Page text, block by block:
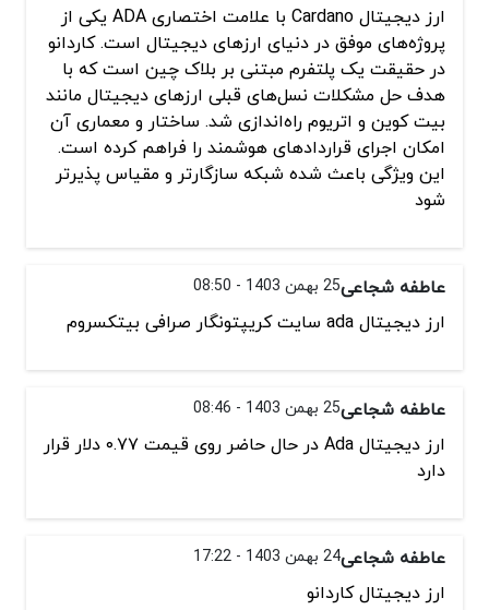
ارز دیجیتال Cardano با علامت اختصاری ADA یکی از
پروژه‌های موفق در دنیای ارزهای دیجیتال است. کاردانو
در حقیقت یک پلتفرم مبتنی بر بلاک چین است که با
هدف حل مشکلات نسل‌های قبلی ارزهای دیجیتال مانند
بیت کوین و اتریوم راه‌اندازی شد. ساختار و معماری آن
امکان اجرای قراردادهای هوشمند را فراهم کرده است.
این ویژگی باعث شده شبکه سازگارتر و مقیاس پذیرتر
شود
عاطفه شجاعی25 بهمن 1403 - 08:50
ارز دیجیتال ada سایت کریپتونگار صرافی بیتکسروم
عاطفه شجاعی25 بهمن 1403 - 08:46
ارز دیجیتال Ada در حال حاضر روی قیمت ۰.۷۷ دلار قرار
دارد
عاطفه شجاعی24 بهمن 1403 - 17:22
ارز دیجیتال کاردانو